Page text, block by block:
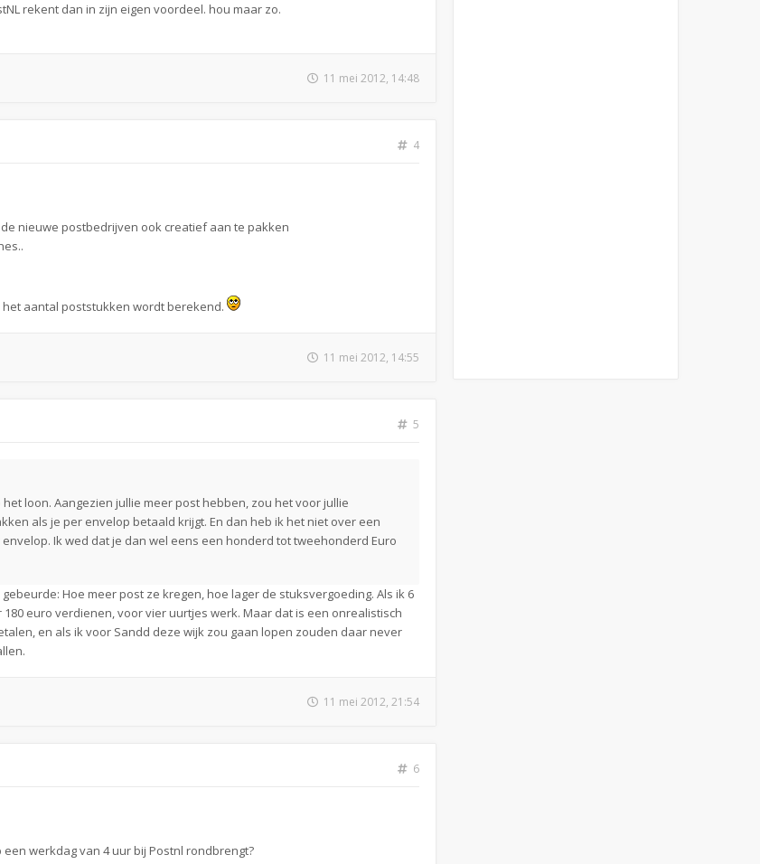
rekent dan in zijn eigen voordeel. hou maar zo.
11 mei 2012, 14:48
4
nieuwe postbedrijven ook creatief aan te pakken
aantal poststukken wordt berekend.
11 mei 2012, 14:55
5
loon. Aangezien jullie meer post hebben, zou het voor jullie
als je per envelop betaald krijgt. En dan heb ik het niet over een
Ik wed dat je dan wel eens een honderd tot tweehonderd Euro
Hoe meer post ze kregen, hoe lager de stuksvergoeding. Als ik 6
euro verdienen, voor vier uurtjes werk. Maar dat is een onrealistisch
en als ik voor Sandd deze wijk zou gaan lopen zouden daar never
11 mei 2012, 21:54
6
werkdag van 4 uur bij Postnl rondbrengt?